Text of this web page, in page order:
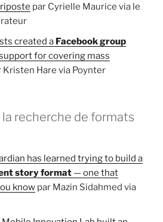
par Cyrielle Maurice via le
created a Facebook group
for covering mass
Kristen Hare via Poynter
la recherche de formats
has learned trying to build a
story format — one that
know par Mazin Sidahmed via